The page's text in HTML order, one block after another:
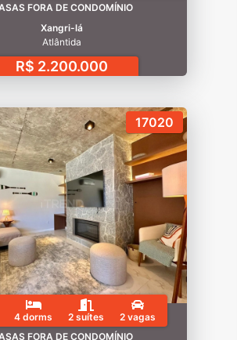
FORA DE CONDOMÍNIO
Xangri-lá
Atlântida
R$ 2.200.000
17020
4 dorms 2 suítes
2 vagas
FORA DE CONDOMÍNIO